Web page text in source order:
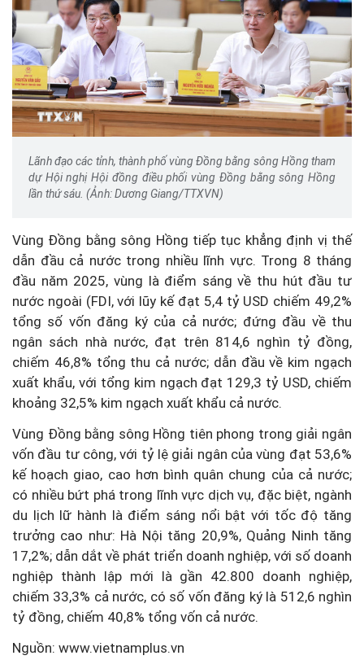
Lãnh đạo các tỉnh, thành phố vùng Đồng bằng sông Hồng tham
dự Hội nghị Hội đồng điều phối vùng Đồng bằng sông Hồng
lần thứ sáu. (Ảnh: Dương Giang/TTXVN)
Vùng Đồng bằng sông Hồng tiếp tục khẳng định vị thế
dẫn đầu cả nước trong nhiều lĩnh vực. Trong 8 tháng
đầu năm 2025, vùng là điểm sáng về thu hút đầu tư
nước ngoài (FDI, với lũy kế đạt 5,4 tỷ USD chiếm 49,2%
tổng số vốn đăng ký của cả nước; đứng đầu về thu
ngân sách nhà nước, đạt trên 814,6 nghìn tỷ đồng,
chiếm 46,8% tổng thu cả nước; dẫn đầu về kim ngạch
xuất khẩu, với tổng kim ngạch đạt 129,3 tỷ USD, chiếm
khoảng 32,5% kim ngạch xuất khẩu cả nước.
Vùng Đồng bằng sông Hồng tiên phong trong giải ngân
vốn đầu tư công, với tỷ lệ giải ngân của vùng đạt 53,6%
kế hoạch giao, cao hơn bình quân chung của cả nước;
có nhiều bứt phá trong lĩnh vực dịch vụ, đặc biệt, ngành
du lịch lữ hành là điểm sáng nổi bật với tốc độ tăng
trưởng cao như: Hà Nội tăng 20,9%, Quảng Ninh tăng
17,2%; dẫn dắt về phát triển doanh nghiệp, với số doanh
nghiệp thành lập mới là gần 42.800 doanh nghiệp,
chiếm 33,3% cả nước, có số vốn đăng ký là 512,6 nghìn
tỷ đồng, chiếm 40,8% tổng vốn cả nước.
Nguồn: www.vietnamplus.vn